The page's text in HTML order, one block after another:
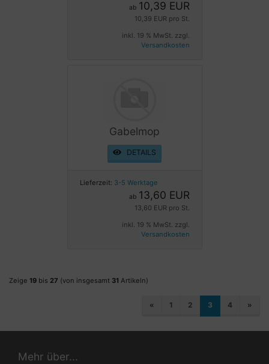
ab 10,39 EUR
10,39 EUR pro St.
inkl. 19 % MwSt. zzgl.
Versandkosten
Gabelmop
DETAILS
Lieferzeit: 3-5 Werktage
ab 13,60 EUR
13,60 EUR pro St.
inkl. 19 % MwSt. zzgl.
Versandkosten
Zeige 19 bis 27 (von insgesamt 31 Artikeln)
« 1 2 3 4 »
Mehr über...